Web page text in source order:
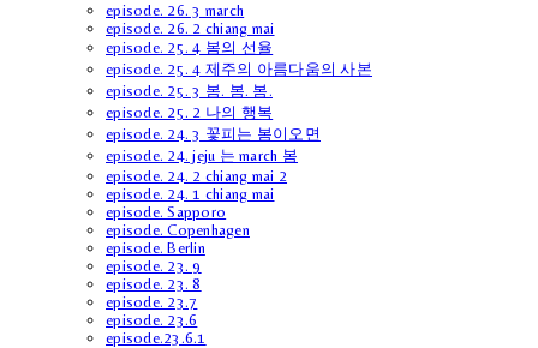
episode. 26. 3 march
episode. 26. 2 chiang mai
episode. 25. 4 봄의 선율
episode. 25. 4 제주의 아름다움의 사본
episode. 25. 3 봄. 봄. 봄.
episode. 25. 2 나의 행복
episode. 24. 3 꽃피는 봄이오면
episode. 24. jeju 는 march 봄
episode. 24. 2 chiang mai 2
episode. 24. 1 chiang mai
episode. Sapporo
episode. Copenhagen
episode. Berlin
episode. 23. 9
episode. 23. 8
episode. 23.7
episode. 23.6
episode.23.6.1